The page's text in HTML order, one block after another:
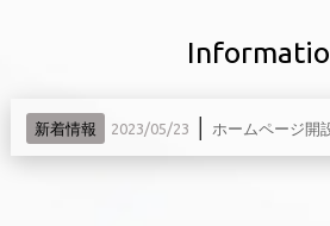
新着情報 2023/05/23 ホームページ開